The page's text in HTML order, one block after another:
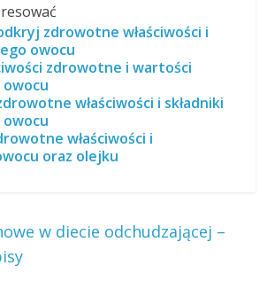
zdrowotne właściwości i
owocu
zdrowotne i wartości
właściwości i składniki
właściwości i
oraz olejku
w diecie odchudzającej –